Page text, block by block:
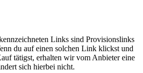
Links sind Provisionslinks
du auf einen solchen Link klickst und
tätigst, erhalten wir vom Anbieter eine
sich hierbei nicht.